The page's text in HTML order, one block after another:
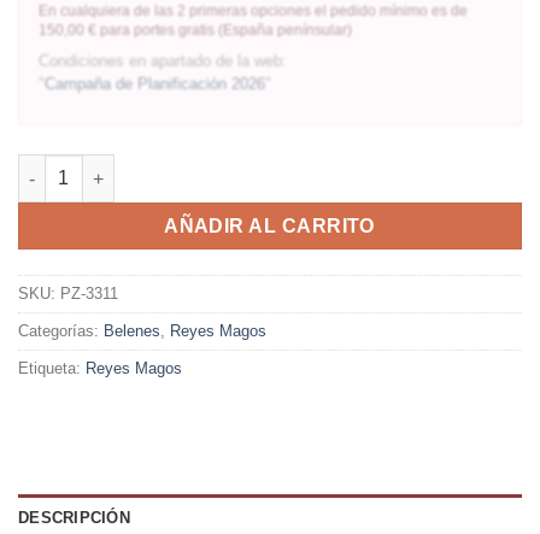
En cualquiera de las 2 primeras opciones el pedido mínimo es de
150,00 € para portes gratis (España penínsular)
Condiciones en apartado de la web:
" Campaña de Planificación 2026 "
AÑADIR AL CARRITO
SKU: PZ-3311
Categorías: Belenes Reyes Magos
Etiqueta: Reyes Magos
DESCRIPCIÓN